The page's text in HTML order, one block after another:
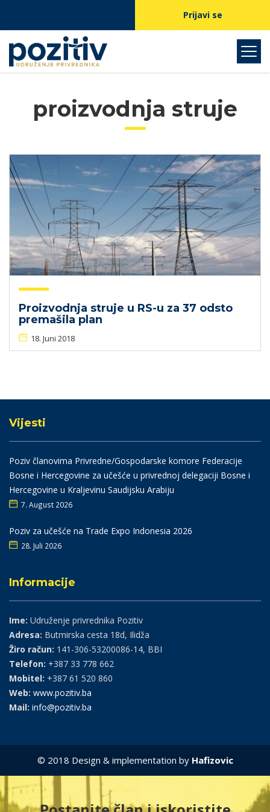
Prijavi se
proizvodnja struje
Proizvodnja struje u RS-u za 37 odsto
premašila plan
18. Juni 2018
Vijesti
Poziv članovima Privredne/Gospodarske komore Federacije
Bosne i Hercegovine za učešće u privrednoj delegaciji Bosne i
Hercegovine u Kraljevinu Saudijsku Arabiju
7. August 2026
Poziv za učešće na Trade Expo Indonesia 2026
28. Juli 2026
Informacije
Ime: Udruženje privrednika Pozitiv
Adresa: Butmirska cesta 18d, Ilidža
Žiro račun: 141-306-53200086-14, BBI
Telefon: +387 33 778 662
Mobitel: +387 61 520 860
Web: www.pozitiv.ba
Mail: info@pozitiv.ba
© 2018 Design & implementation by Hafizovic